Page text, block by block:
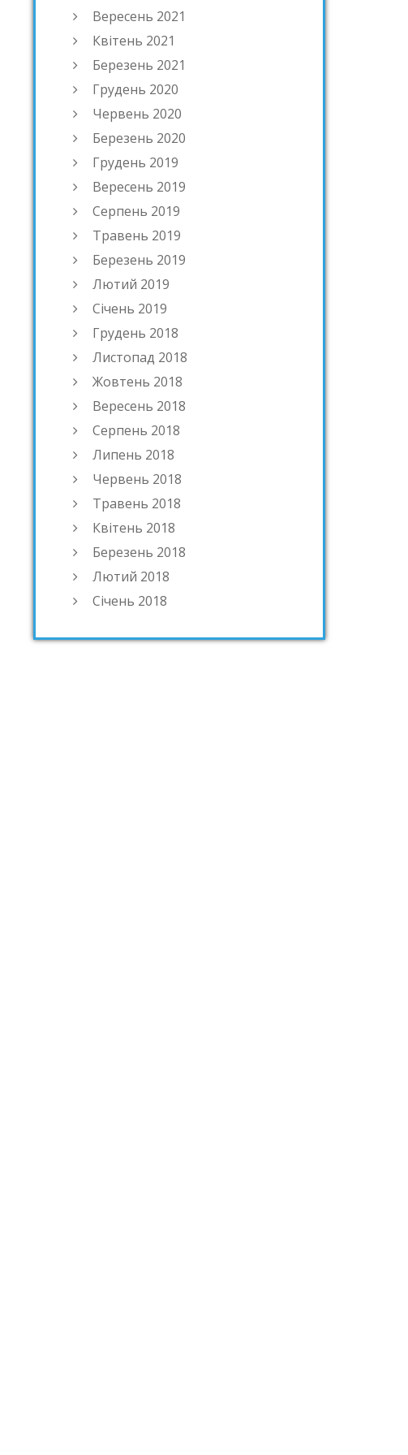
Вересень 2021
Квітень 2021
Березень 2021
Грудень 2020
Червень 2020
Березень 2020
Грудень 2019
Вересень 2019
Серпень 2019
Травень 2019
Березень 2019
Лютий 2019
Січень 2019
Грудень 2018
Листопад 2018
Жовтень 2018
Вересень 2018
Серпень 2018
Липень 2018
Червень 2018
Травень 2018
Квітень 2018
Березень 2018
Лютий 2018
Січень 2018